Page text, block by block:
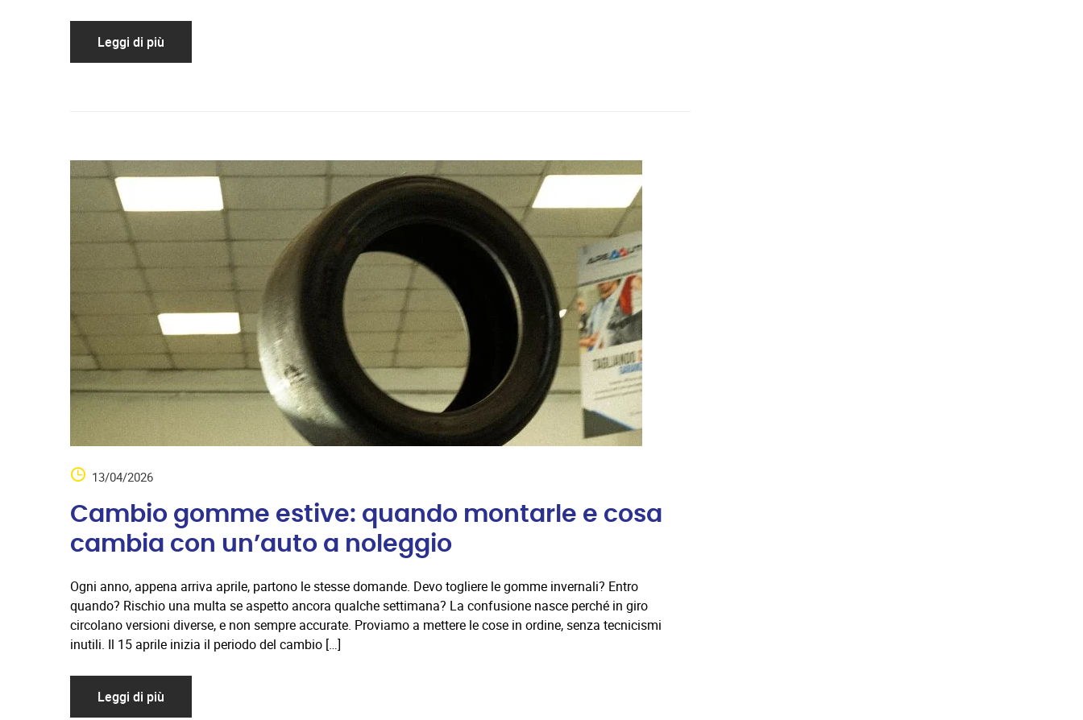
Leggi di più
13/04/2026
Cambio gomme estive: quando montarle e cosa
cambia con un’auto a noleggio
Ogni anno, appena arriva aprile, partono le stesse domande. Devo togliere le gomme invernali? Entro
quando? Rischio una multa se aspetto ancora qualche settimana? La confusione nasce perché in giro
circolano versioni diverse, e non sempre accurate. Proviamo a mettere le cose in ordine, senza tecnicismi
inutili. Il 15 aprile inizia il periodo del cambio […]
Leggi di più